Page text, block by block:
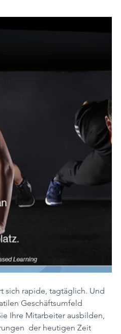
sich rapide, tagtäglich. Und
Geschäftsumfeld
Ihre Mitarbeiter ausbilden,
der heutigen Zeit